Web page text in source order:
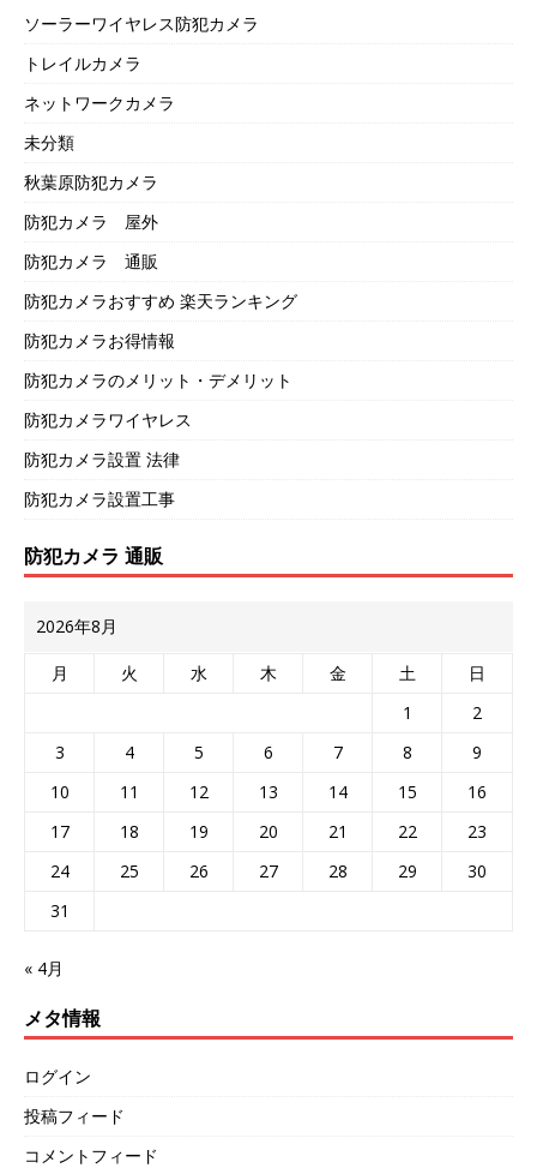
ソーラーワイヤレス防犯カメラ
トレイルカメラ
ネットワークカメラ
未分類
秋葉原防犯カメラ
防犯カメラ 屋外
防犯カメラ 通販
防犯カメラおすすめ 楽天ランキング
防犯カメラお得情報
防犯カメラのメリット・デメリット
防犯カメラワイヤレス
防犯カメラ設置 法律
防犯カメラ設置工事
防犯カメラ 通販
2026年8月
月 火 水 木 金 土
日
1
2
3
4 5 6 7 8
9
10
11 12 13 14 15
16
17
18 19 20 21 22
23
24
25 26 27 28 29
30
31
« 4月
メタ情報
ログイン
投稿フィード
コメントフィード